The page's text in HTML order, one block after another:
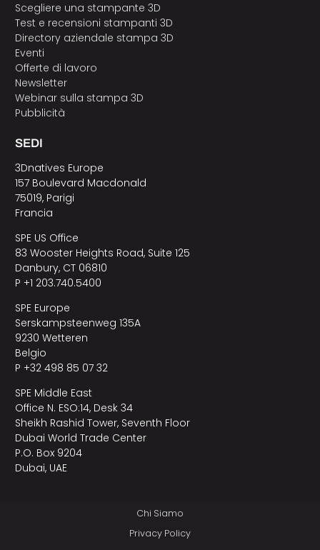
Scegliere una stampante 3D
Test e recensioni stampanti 3D
Directory aziendale stampa 3D
Eventi
Offerte di lavoro
Newsletter
Webinar sulla stampa 3D
Pubblicità
SEDI
3Dnatives Europe
157 Boulevard Macdonald
75019, Parigi
Francia
SPE US Office
83 Wooster Heights Road, Suite 125
Danbury, CT 06810
P +1 203.740.5400
SPE Europe
Serskampsteenweg 135A
9230 Wetteren
Belgio
P +32 498 85 07 32
SPE Middle East
Office N. ESO:14, Desk 34
Sheikh Rashid Tower, Seventh Floor
Dubai World Trade Center
P.O. Box 9204
Dubai, UAE
Chi Siamo
Privacy Policy